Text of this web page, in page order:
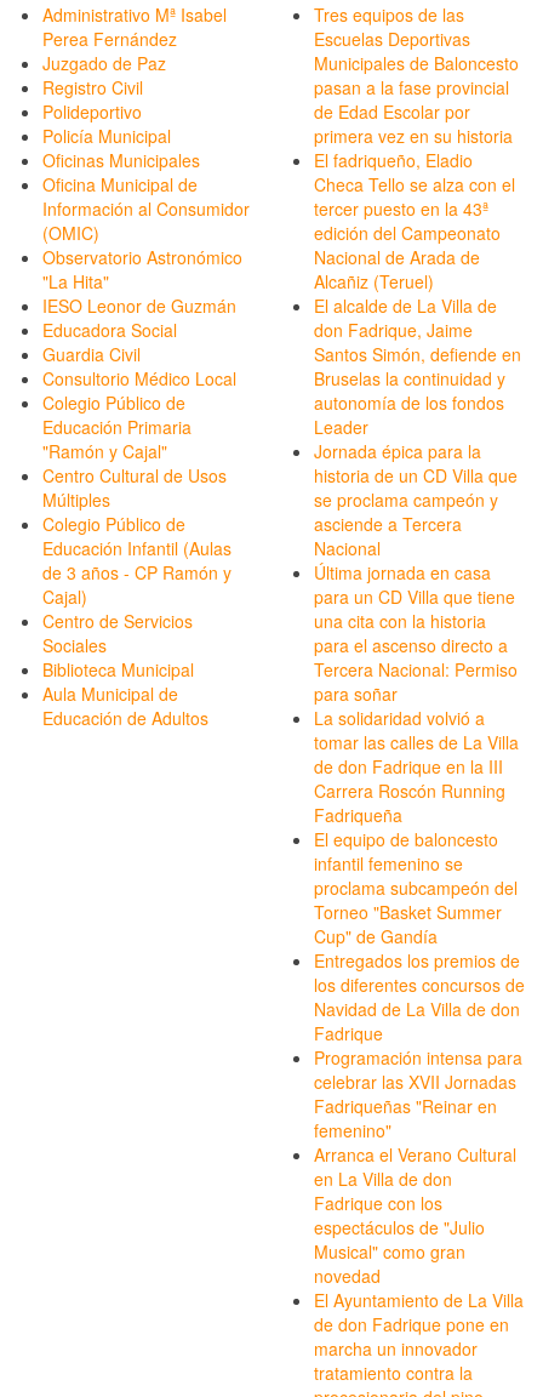
Administrativo Mª Isabel
Perea Fernández
Juzgado de Paz
Registro Civil
Polideportivo
Policía Municipal
Oficinas Municipales
Oficina Municipal de
Información al Consumidor
(OMIC)
Observatorio Astronómico
"La Hita"
IESO Leonor de Guzmán
Educadora Social
Guardia Civil
Consultorio Médico Local
Colegio Público de
Educación Primaria
"Ramón y Cajal"
Centro Cultural de Usos
Múltiples
Colegio Público de
Educación Infantil (Aulas
de 3 años - CP Ramón y
Cajal)
Centro de Servicios
Sociales
Biblioteca Municipal
Aula Municipal de
Educación de Adultos
Tres equipos de las
Escuelas Deportivas
Municipales de Baloncesto
pasan a la fase provincial
de Edad Escolar por
primera vez en su historia
El fadriqueño, Eladio
Checa Tello se alza con el
tercer puesto en la 43ª
edición del Campeonato
Nacional de Arada de
Alcañiz (Teruel)
El alcalde de La Villa de
don Fadrique, Jaime
Santos Simón, defiende en
Bruselas la continuidad y
autonomía de los fondos
Leader
Jornada épica para la
historia de un CD Villa que
se proclama campeón y
asciende a Tercera
Nacional
Última jornada en casa
para un CD Villa que tiene
una cita con la historia
para el ascenso directo a
Tercera Nacional: Permiso
para soñar
La solidaridad volvió a
tomar las calles de La Villa
de don Fadrique en la III
Carrera Roscón Running
Fadriqueña
El equipo de baloncesto
infantil femenino se
proclama subcampeón del
Torneo "Basket Summer
Cup" de Gandía
Entregados los premios de
los diferentes concursos de
Navidad de La Villa de don
Fadrique
Programación intensa para
celebrar las XVII Jornadas
Fadriqueñas "Reinar en
femenino"
Arranca el Verano Cultural
en La Villa de don
Fadrique con los
espectáculos de "Julio
Musical" como gran
novedad
El Ayuntamiento de La Villa
de don Fadrique pone en
marcha un innovador
tratamiento contra la